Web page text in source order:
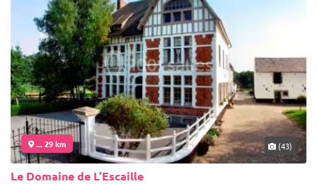
... 29 km (43)
Le Domaine de L’Escaille